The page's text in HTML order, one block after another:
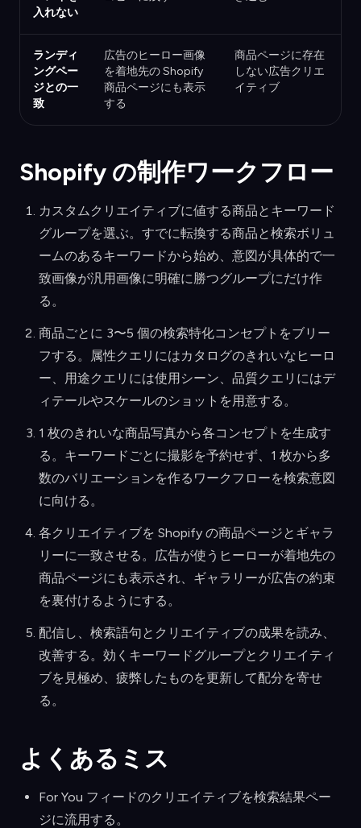
入れない
ランディ
ングペー
ジとの一
致
広告のヒーロー画像
を着地先の Shopify
商品ページにも表示
する
商品ページに存在
しない広告クリエ
イティブ
Shopify の制作ワークフロー
カスタムクリエイティブに値する商品とキーワード
グループを選ぶ。すでに転換する商品と検索ボリュ
ームのあるキーワードから始め、意図が具体的で一
致画像が汎用画像に明確に勝つグループにだけ作
る。
商品ごとに 3〜5 個の検索特化コンセプトをブリー
フする。属性クエリにはカタログのきれいなヒーロ
ー、用途クエリには使用シーン、品質クエリにはデ
ィテールやスケールのショットを用意する。
1 枚のきれいな商品写真から各コンセプトを生成す
る。キーワードごとに撮影を予約せず、1 枚から多
数のバリエーションを作るワークフローを検索意図
に向ける。
各クリエイティブを Shopify の商品ページとギャラ
リーに一致させる。広告が使うヒーローが着地先の
商品ページにも表示され、ギャラリーが広告の約束
を裏付けるようにする。
配信し、検索語句とクリエイティブの成果を読み、
改善する。効くキーワードグループとクリエイティ
ブを見極め、疲弊したものを更新して配分を寄せ
る。
よくあるミス
For You フィードのクリエイティブを検索結果ペー
ジに流用する。